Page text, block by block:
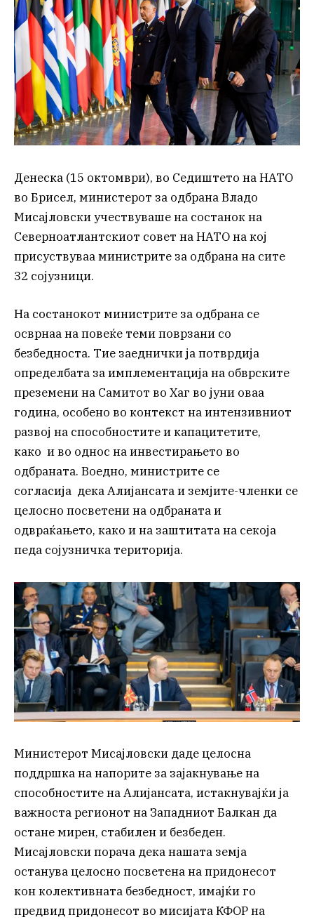
Денеска (15 октомври), во Седиштето на НАТО
во Брисел, министерот за одбрана Владо
Мисајловски учествуваше на состанок на
Северноатлантскиот совет на НАТО на кој
присуствуваа министрите за одбрана на сите
32 сојузници.
На состанокот министрите за одбрана се
осврнаа на повеќе теми поврзани со
безбедноста. Тие заеднички ја потврдија
определбата за имплементација на обврските
преземени на Самитот во Хаг во јуни оваа
година, особено во контекст на интензивниот
развој на способностите и капацитетите,
како и во однос на инвестирањето во
одбраната. Воедно, министрите се
согласија дека Алијансата и земјите-членки се
целосно посветени на одбраната и
одвраќањето, како и на заштитата на секоја
педа сојузничка територија.
Министерот Мисајловски даде целосна
поддршка на напорите за зајакнување на
способностите на Алијансата, истакнувајќи ја
важноста регионот на Западниот Балкан да
остане мирен, стабилен и безбеден.
Мисајловски порача дека нашата земја
останува целосно посветена на придонесот
кон колективната безбедност, имајќи го
предвид придонесот во мисијата КФОР на